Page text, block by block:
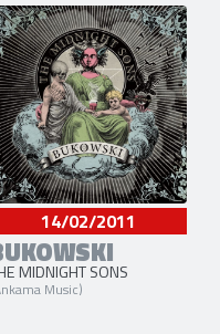
14/02/2011
MIDNIGHT SONS
Music)